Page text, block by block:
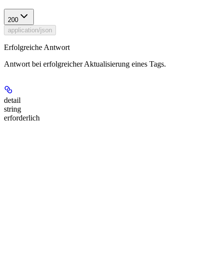
200
application/json
Erfolgreiche Antwort
Antwort bei erfolgreicher Aktualisierung eines Tags.
detail
string
erforderlich